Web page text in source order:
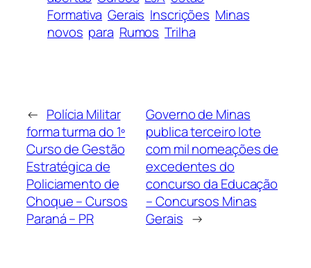
Formativa Gerais Inscrições Minas
novos para Rumos Trilha
← Polícia Militar
forma turma do 1º
Curso de Gestão
Estratégica de
Policiamento de
Choque – Cursos
Paraná – PR
Governo de Minas
publica terceiro lote
com mil nomeações de
excedentes do
concurso da Educação
– Concursos Minas
Gerais →